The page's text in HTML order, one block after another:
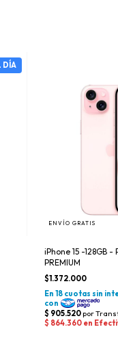
ENVÍO GRATIS
iPhone 15 -128GB -
PREMIUM
$1.372.000